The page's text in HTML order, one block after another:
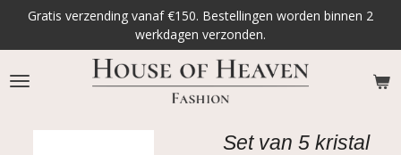
naar
de
hoofdinhoud
Gratis verzending vanaf €150. Bestellingen worden binnen 2
werkdagen verzonden.
Set van 5 kristal